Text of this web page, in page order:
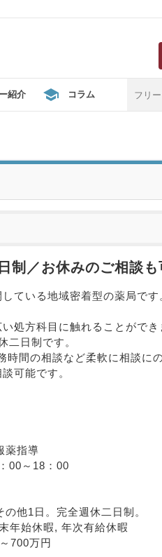
紹介 コラム
制／お休みのご相談
ている地域密着型の薬局で
処方科目に触れることができ
二日制です。
時間の相談など柔軟に相談に
可能です。
薬指導
00～18：00
他1日。完全週休二日制。
年始休暇, 年次有給休暇
700万円